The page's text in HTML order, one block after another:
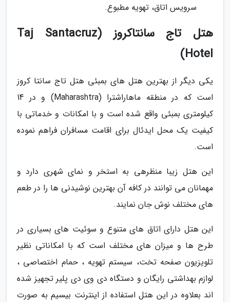
سرویس اتاق، تهویه مطبوع.
هتل تاج سانتاکروز (Taj Santacruz
Hotel)
یکی دیگر از بهترین هتل های بمبئی هتل تاج سانتا کروز
است که در منطقه ماهاراشترا (Maharashtra) و در 14
کیلومتری بمبئی واقع شده است و با امکانات و خدماتی با
کیفیت یک محل ایدئال برای اقامت مسافران فراهم نموده
است.
این هتل زیبا منظرهی به استخر و نمای شهری دارد و
مهمانان می توانند در کافه آن بهترین نوشیدنی ها را در طعم
های مختلف نوش جان نمایند.
این هتل دارای اتاق های متنوع و سوئیت های بسیاری در
طرح ها و میزان های مختلف است که با امکاناتی نظیر
تلویزیون صفحه تخت، سیستم تهویه ، حمام اختصاصی ،
لوازم بهداشتی رایگان و دستگاه دی وی دی پلیر تجهیز شده
اند بعلاوه در این هتل استفاده از اینترنت بیسیم به صورت